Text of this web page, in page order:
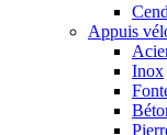
Appuis
Inox